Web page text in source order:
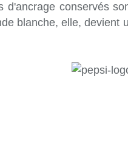
d'ancrage conservés
blanche, elle, devient